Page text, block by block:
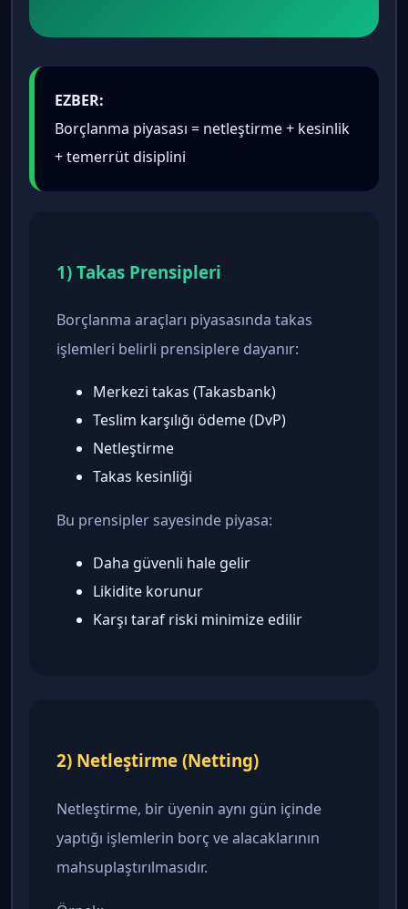
EZBER:
Borçlanma piyasası = netleştirme + kesinlik
+ temerrüt disiplini
1) Takas Prensipleri
Borçlanma araçları piyasasında takas
işlemleri belirli prensiplere dayanır:
Merkezi takas (Takasbank)
Teslim karşılığı ödeme (DvP)
Netleştirme
Takas kesinliği
Bu prensipler sayesinde piyasa:
Daha güvenli hale gelir
Likidite korunur
Karşı taraf riski minimize edilir
2) Netleştirme (Netting)
Netleştirme, bir üyenin aynı gün içinde
yaptığı işlemlerin borç ve alacaklarının
mahsuplaştırılmasıdır.